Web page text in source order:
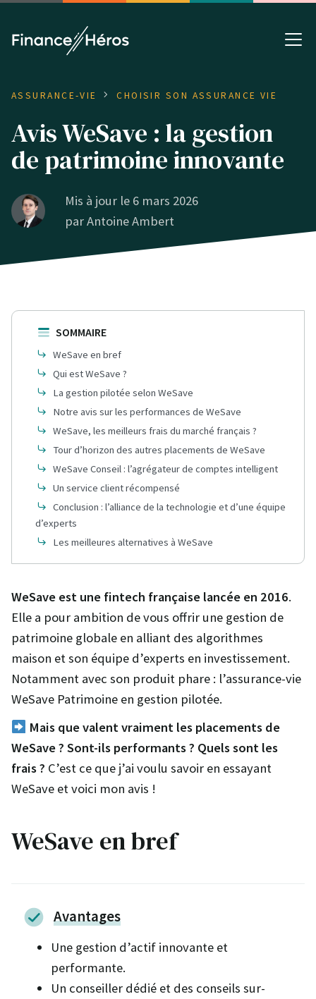
ASSURANCE-VIE CHOISIR SON ASSURANCE VIE
Avis WeSave : la gestion
de patrimoine innovante
Mis à jour le 6 mars 2026
parAntoine Ambert
SOMMAIRE
WeSave en bref
Qui est WeSave ?
La gestion pilotée selon WeSave
Notre avis sur les performances de WeSave
WeSave, les meilleurs frais du marché français ?
Tour d’horizon des autres placements de WeSave
WeSave Conseil : l’agrégateur de comptes intelligent
Un service client récompensé
Conclusion : l’alliance de la technologie et d’une équipe
d’experts
Les meilleures alternatives à WeSave
WeSave est une fintech française lancée en 2016.
Elle a pour ambition de vous offrir une gestion de
patrimoine globale en alliant des algorithmes
maison et son équipe d’experts en investissement.
Notamment avec son produit phare : l’assurance-vie
WeSave Patrimoine en gestion pilotée.
Mais que valent vraiment les placements de
WeSave ? Sont-ils performants ? Quels sont les
frais ? C’est ce que j’ai voulu savoir en essayant
WeSave et voici mon avis !
WeSave en bref
Avantages
Une gestion d’actif innovante et
performante.
Un conseiller dédié et des conseils sur-